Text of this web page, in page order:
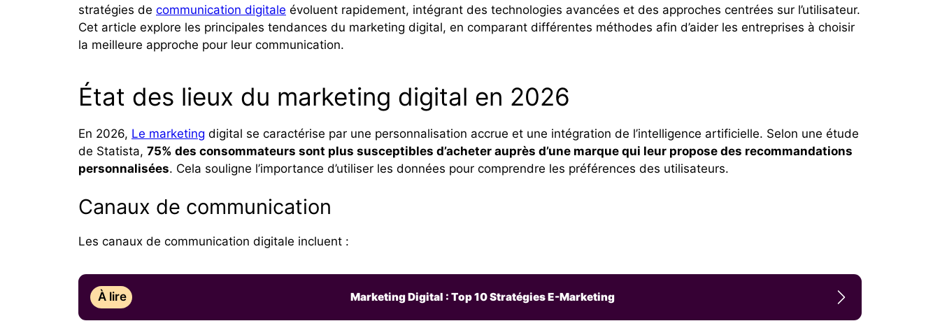
stratégies de communication digitale évoluent rapidement, intégrant des technologies avancées et des approches centrées sur l’utilisateur.
Cet article explore les principales tendances du marketing digital, en comparant différentes méthodes afin d’aider les entreprises à choisir
la meilleure approche pour leur communication.
État des lieux du marketing digital en 2026
En 2026, Le marketing digital se caractérise par une personnalisation accrue et une intégration de l’intelligence artificielle. Selon une étude
de Statista, 75% des consommateurs sont plus susceptibles d’acheter auprès d’une marque qui leur propose des recommandations
personnalisées. Cela souligne l’importance d’utiliser les données pour comprendre les préférences des utilisateurs.
Canaux de communication
Les canaux de communication digitale incluent :
À lire Marketing Digital : Top 10 Stratégies E-Marketing